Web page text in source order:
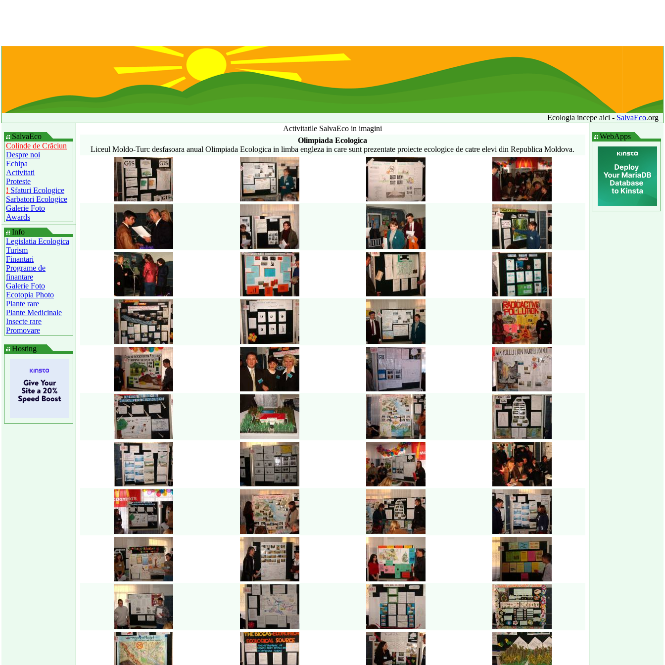
Ecologia incepe aici - SalvaEco.org
SalvaEco
Colinde de Crăciun
Despre noi
Echipa
Activitati
Proteste
! Sfaturi Ecologice
Sarbatori Ecologice
Galerie Foto
Awards
Info
Legislatia Ecologica
Turism
Finantari
Programe de
finantare
Galerie Foto
Ecotopia Photo
Plante rare
Plante Medicinale
Insecte rare
Promovare
Hosting
Activitatile SalvaEco in imagini
Olimpiada Ecologica
Liceul Moldo-Turc desfasoara anual Olimpiada Ecologica in limba engleza in care sunt prezentate proiecte ecologice de catre elevi din Republica Moldova.
WebApps